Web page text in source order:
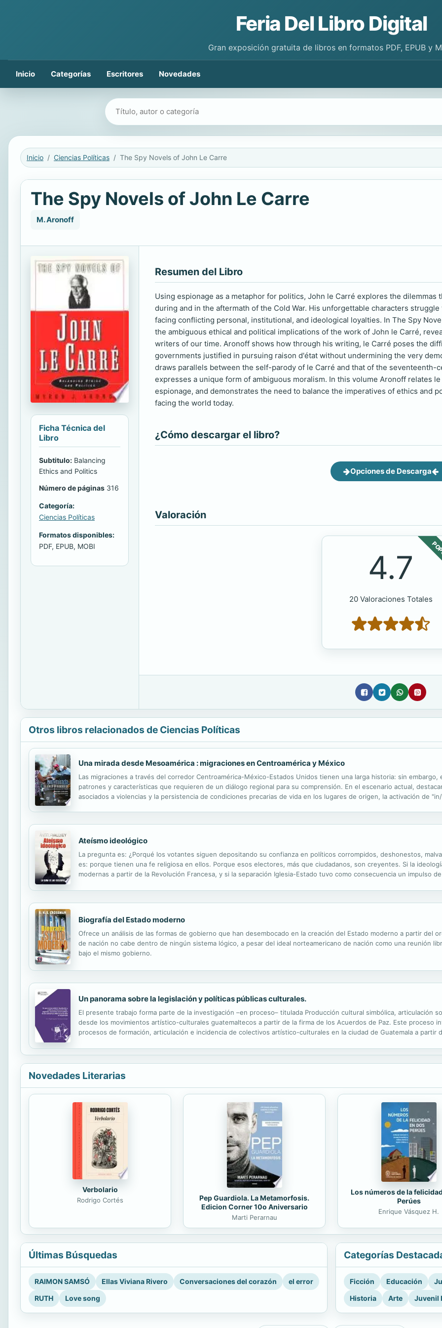
Feria Del Libro Digital
Gran exposición gratuita de libros en formatos PDF, EPUB y
Inicio Categorías Escritores Novedades
Buscar libros
Inicio Ciencias Políticas The Spy Novels of John Le Carre
The Spy Novels of John Le Carre
M. Aronoff
Ficha Técnica del
Libro
Subtitulo: Balancing
Ethics and Politics
Número de páginas 316
Categoría:
Ciencias Políticas
Formatos disponibles:
PDF, EPUB, MOBI
Resumen del Libro
Using espionage as a metaphor for politics, John le Carré explores the
during and in the aftermath of the Cold War. His unforgettable characters
facing conflicting personal, institutional, and ideological loyalties. In The Spy
the ambiguous ethical and political implications of the work of John le Carré,
writers of our time. Aronoff shows how through his writing, le Carré poses the
governments justified in pursuing raison d'état without undermining the very
draws parallels between the self-parody of le Carré and that of the seventeenth-
expresses a unique form of ambiguous moralism. In this volume Aronoff relates
espionage, and demonstrates the need to balance the imperatives of ethics and
facing the world today.
¿Cómo descargar el libro?
Opciones de Descarga
Valoración
4.7
20 Valoraciones Totales
Otros libros relacionados de Ciencias Políticas
Una mirada desde Mesoamérica : migraciones en Centroamérica y México
Las migraciones a través del corredor Centroamérica-México-Estados Unidos tienen una larga historia: sin
patrones y características que requieren de un diálogo regional para su comprensión. En el escenario actual,
asociados a violencias y la persistencia de condiciones precarias de vida en los lugares de origen, la activación de
Ateísmo ideológico
La pregunta es: ¿Porqué los votantes siguen depositando su confianza en políticos corrompidos, deshonestos,
es: porque tienen una fe religiosa en ellos. Porque esos electores, más que ciudadanos, son creyentes. Si la
modernas a partir de la Revolución Francesa, y si la separación Iglesia-Estado tuvo como consecuencia un impulso
Biografía del Estado moderno
Ofrece un análisis de las formas de gobierno que han desembocado en la creación del Estado moderno a partir del
de nación no cabe dentro de ningún sistema lógico, a pesar del ideal norteamericano de nación como una reunión
bajo el mismo gobierno.
Un panorama sobre la legislación y políticas públicas culturales.
El presente trabajo forma parte de la investigación –en proceso– titulada Producción cultural simbólica, articulación
desde los movimientos artístico-culturales guatemaltecos a partir de la firma de los Acuerdos de Paz. Este proceso
procesos de formación, articulación e incidencia de colectivos artístico-culturales en la ciudad de Guatemala a partir
Novedades Literarias
Verbolario
Rodrigo Cortés
Pep Guardiola. La Metamorfosis.
Edicion Corner 10o Aniversario
Marti Perarnau
Los números de la
Perúes
Enrique Vásquez H.
Últimas Búsquedas
RAIMON SAMSÓ Ellas Viviana Rivero Conversaciones del corazón
el error
RUTH
Love song
Categorías
Ficción Educación
Historia
Arte Juvenil